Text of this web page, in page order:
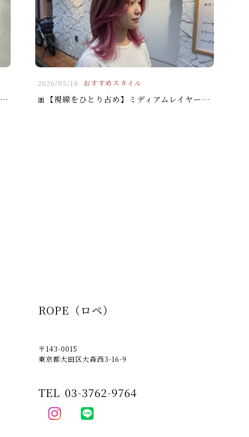
チラ見えが可愛すぎ♡大人の「アッシュブラウン×ピンク」インナーカラーで垢抜け！
2026/05/18 おすすめスタイル
🎀【視線をひとり占め】ミディアムレイヤー × フェイスフレーミングピンクで垢抜け顔に✨
ROPE（ロペ）
〒143-0015
東京都大田区大森西3-16-9
TEL 03-3762-9764